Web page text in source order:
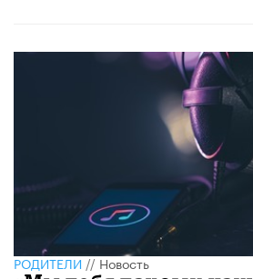
РОДИТЕЛИ//Новость